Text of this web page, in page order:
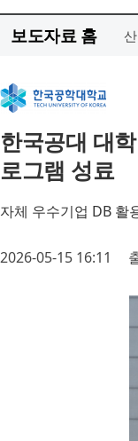
보도자료 홈
한국공대 대
로그램 성료
자체 우수기업 DB 활
2026-05-15 16:11